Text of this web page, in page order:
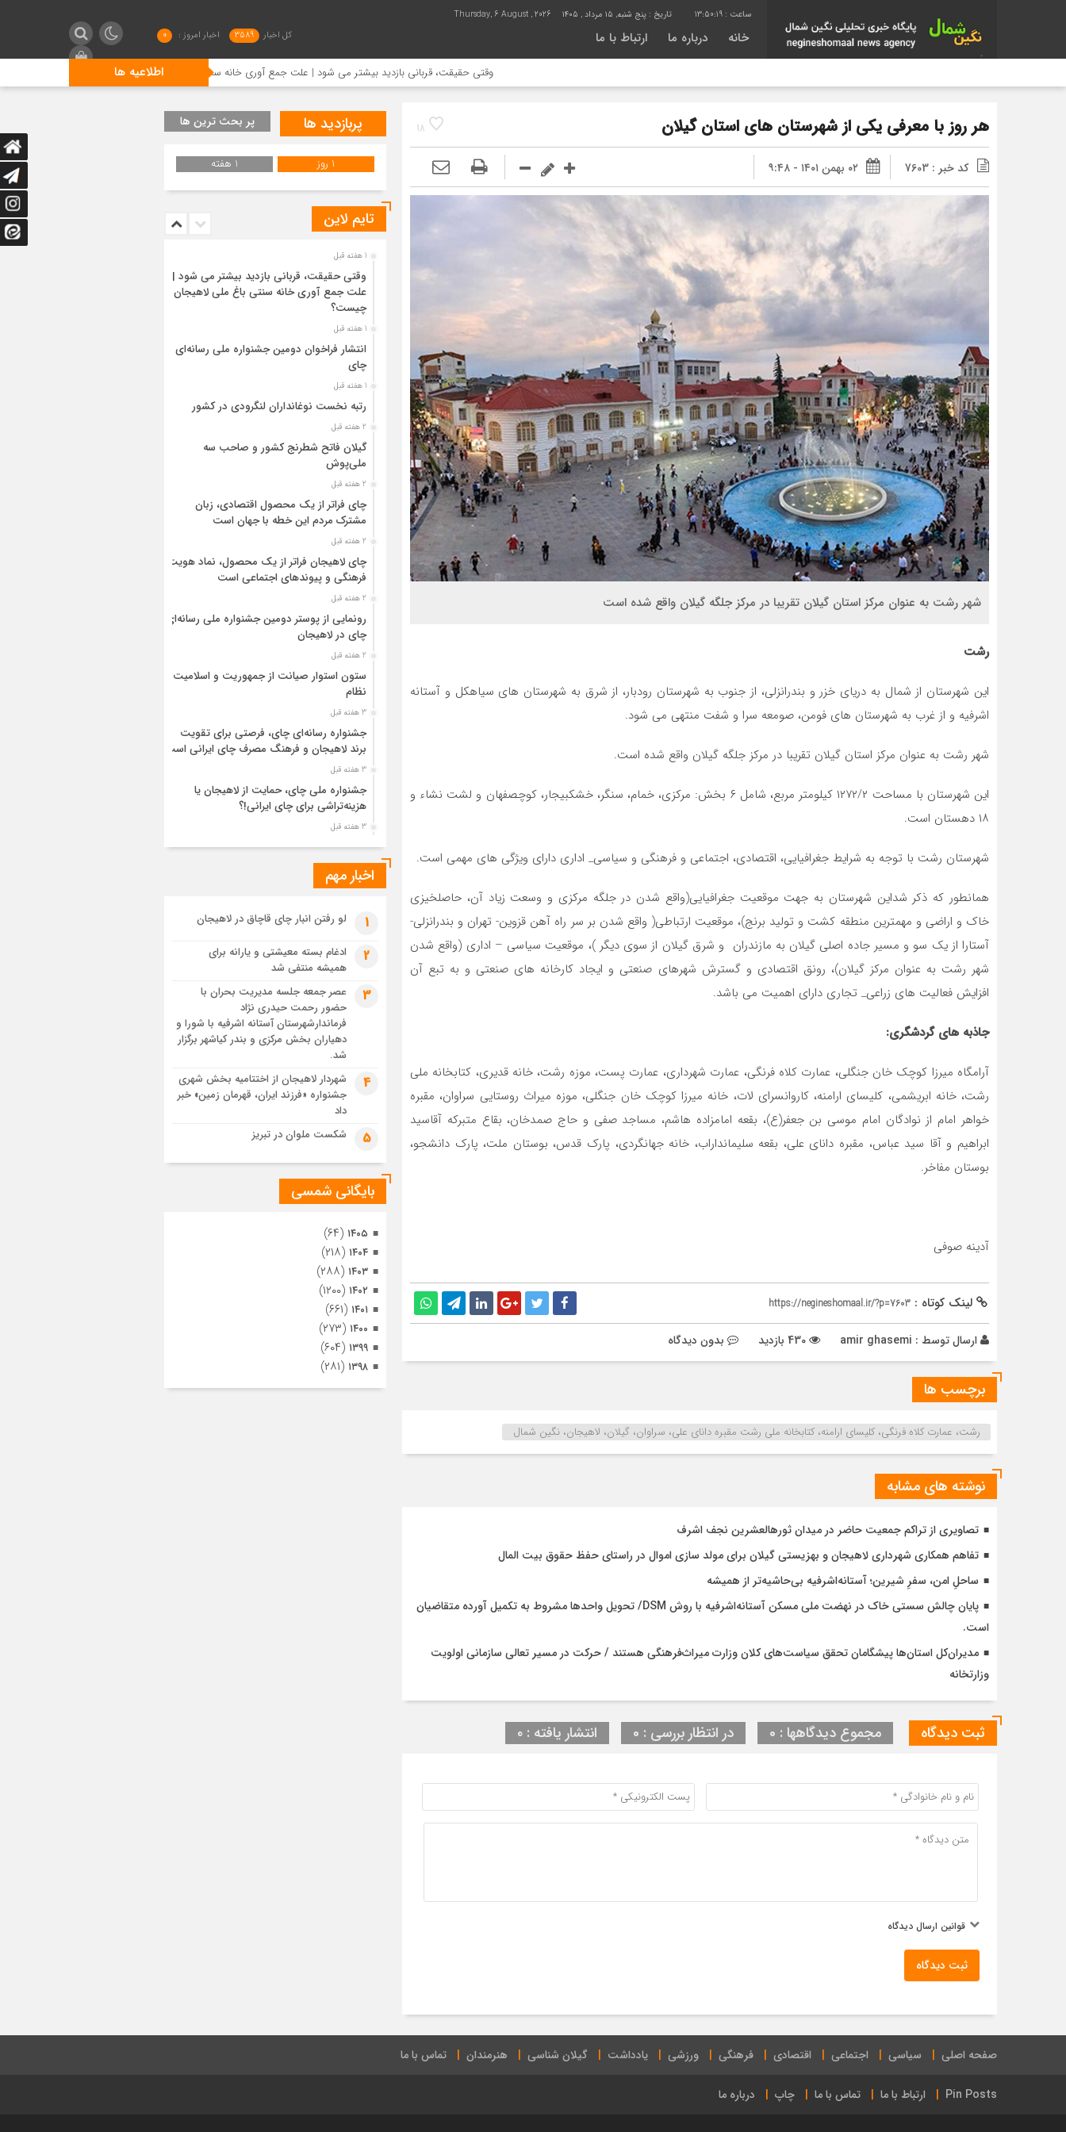
13:50:19 تاریخ : پنج شنبه, ۱۵ مرداد , ۱۴۰۵ Thursday, 6 August , 2026
خانه درباره ما ارتباط با ما کل اخبار 3589 اخبار امروز : 0
اطلاعیه هاوقتی حقیقت، قربانی بازدید بیشتر می شود | علت جمع آوری خانه سنتی باغ ملی لاهیجان چیست؟
18 هر روز با معرفی یکی از شهرستان های استان گیلان
کد خبر : 7603 ۰۲ بهمن ۱۴۰۱ - ۹:۴۸
شهر رشت به عنوان مرکز استان گیلان تقریبا در مرکز جلگه گیلان واقع شده است
رشت
این شهرستان از شمال به دریای خزر و بندرانزلی، از جنوب به شهرستان رودبار، از شرق به شهرستان های سیاهکل و آستانه
اشرفیه و از غرب به شهرستان های فومن، صومعه سرا و شفت منتهی می شود.
شهر رشت به عنوان مرکز استان گیلان تقریبا در مرکز جلگه گیلان واقع شده است.
این شهرستان با مساحت ۱۲۷۲/۲ کیلومتر مربع، شامل ۶ بخش: مرکزی، خمام، سنگر، خشکبیجار، کوچصفهان و لشت نشاء و
۱۸ دهستان است.
شهرستان رشت با توجه به شرایط جغرافیایی، اقتصادی، اجتماعی و فرهنگی و سیاسی_ اداری دارای ویژگی های مهمی است.
همانطور که ذکر شداین شهرستان به جهت موقعیت جغرافیایی(واقع شدن در جلگه مرکزی و وسعت زیاد آن، حاصلخیزی
خاک و اراضی و مهمترین منطقه کشت و تولید برنج)، موقعیت ارتباطی( واقع شدن بر سر راه آهن قزوین- تهران و بندرانزلی-
آستارا از یک سو و مسیر جاده اصلی گیلان به مازندران و شرق گیلان از سوی دیگر )، موقعیت سیاسی – اداری (واقع شدن
شهر رشت به عنوان مرکز گیلان)، رونق اقتصادی و گسترش شهرهای صنعتی و ایجاد کارخانه های صنعتی و به تبع آن
افزایش فعالیت های زراعی_ تجاری دارای اهمیت می باشد.
جاذبه های گردشگری:
آرامگاه میرزا کوچک خان جنگلی، عمارت کلاه فرنگی، عمارت شهرداری، عمارت پست، موزه رشت، خانه قدیری، کتابخانه ملی
رشت، خانه ابریشمی، کلیسای ارامنه، کاروانسرای لات، خانه میرزا کوچک خان جنگلی، موزه میراث روستایی سراوان، مقبره
خواهر امام از نوادگان امام موسی بن جعفر(ع)، بقعه امامزاده هاشم، مساجد صفی و حاج صمدخان، بقاع متبرکه آقاسید
ابراهیم و آقا سید عباس، مقبره دانای علی، بقعه سلیمانداراب، خانه جهانگردی، پارک قدس، بوستان ملت، پارک دانشجو،
بوستان مفاخر.
آدینه صوفی
لینک کوتاه : https://negineshomaal.ir/?p=7603
ارسال توسط : amir ghasemi بدون دیدگاه
برچسب ها
رشت، عمارت کلاه فرنگی، کلیسای ارامنه، کتابخانه ملی رشت مقبره دانای علی، سراوان، گیلان، لاهیجان، نگین شمال
نوشته های مشابه
تصاویری از تراکم جمعیت حاضر در میدان ثورهالعشرین نجف اشرف
تفاهم همکاری شهرداری لاهیجان و بهزیستی گیلان برای مولد سازی اموال در راستای حفظ حقوق بیت المال
ساحلِ امن، سفرِ شیرین؛ آستانه‌اشرفیه بی‌حاشیه‌تر از همیشه
پایان چالش سستی خاک در نهضت ملی مسکن آستانه‌اشرفیه با روش DSM/ تحویل واحدها مشروط به تکمیل آورده متقاضیان
است.
مدیران‌کل استان‌ها پیشگامان تحقق سیاست‌های کلان وزارت میراث‌فرهنگی هستند / حرکت در مسیر تعالی سازمانی اولویت
وزارتخانه
ثبت دیدگاه مجموع دیدگاهها : 0 در انتظار بررسی : 0 انتشار یافته : ۰
قوانین ارسال دیدگاه
ثبت دیدگاه
پربازدید ها پر بحث ترین ها
1 روز 1 هفته
تایم لاین
1 هفته قبل
وقتی حقیقت، قربانی بازدید بیشتر می شود |
علت جمع آوری خانه سنتی باغ ملی لاهیجان
چیست؟
1 هفته قبل
انتشار فراخوان دومین جشنواره ملی رسانه‌ای
چای
1 هفته قبل
رتبه نخست نوغانداران لنگرودی در کشور
2 هفته قبل
گیلان فاتح شطرنج کشور و صاحب سه
ملی‌پوش
2 هفته قبل
چای فراتر از یک محصول اقتصادی، زبان
مشترک مردم این خطه با جهان است
2 هفته قبل
چای لاهیجان فراتر از یک محصول، نماد هویت
فرهنگی و پیوندهای اجتماعی است
2 هفته قبل
رونمایی از پوستر دومین جشنواره ملی رسانه‌ای
چای در لاهیجان
2 هفته قبل
ستون استوار صیانت از جمهوریت و اسلامیت
نظام
3 هفته قبل
جشنواره رسانه‌ای چای، فرصتی برای تقویت
برند لاهیجان و فرهنگ مصرف چای ایرانی است
3 هفته قبل
جشنواره ملی چای، حمایت از لاهیجان یا
هزینه‌تراشی برای چای ایرانی!؟
3 هفته قبل
پیکر مطهر رهبر شهید انقلاب در حرم مطهر
رضوی آرام گرفت
آخر در آستان امام رئوف
تصاویر هوایی مراسم تشییع پیکر مطهر آقای
شهید ایران – مشهد
3 هفته قبل
مراسم تشییع پیکر مطهر آقای شهید ایران –
مشهد
تصاویری از تراکم جمعیت حاضر در میدان
ثورهالعشرین نجف اشرف
اخبار مهم
1 لو رفتن انبار چای قاچاق در لاهیجان
2
ادغام بسته معیشتی و یارانه برای
همیشه منتفی شد
3
عصر جمعه جلسه مدیریت بحران با
حضور رحمت حیدری نژاد
فرماندارشهرستان آستانه اشرفیه با شورا و
دهیاران بخش مرکزی و بندر کیاشهر برگزار
شد.
4
شهردار لاهیجان از اختتامیه بخش شهری
جشنواره «فرزند ایران، قهرمان زمین» خبر
داد
5 شکست ملوان در تبریز
بایگانی شمسی
۱۴۰۵ (۶۴)
۱۴۰۴ (۲۱۸)
۱۴۰۳ (۲۸۸)
۱۴۰۲ (۱۲۰۰)
۱۴۰۱ (۶۶۱)
۱۴۰۰ (۲۷۳)
۱۳۹۹ (۶۰۴)
۱۳۹۸ (۲۸۱)
صفحه اصلی سیاسی اجتماعی اقتصادی فرهنگی ورزشی یادداشت گیلان شناسی هنرمندان تماس با ما
Pin Posts ارتباط با ما تماس با ما چاپ درباره ما